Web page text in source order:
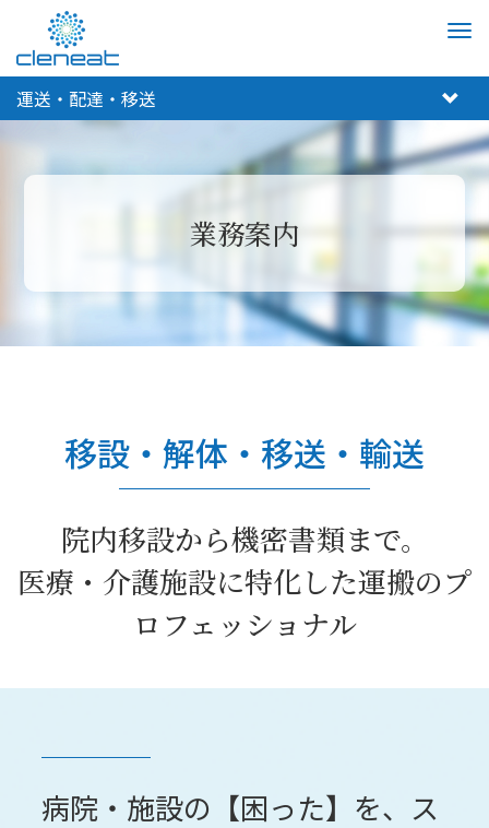
M
u
業務案内
運送・配達・移送
移設・解体・移送・輸送
院内移設から機密書類まで。
医療・介護施設に特化した運搬のプ
ロフェッショナル
病院・施設の【困った】を、ス